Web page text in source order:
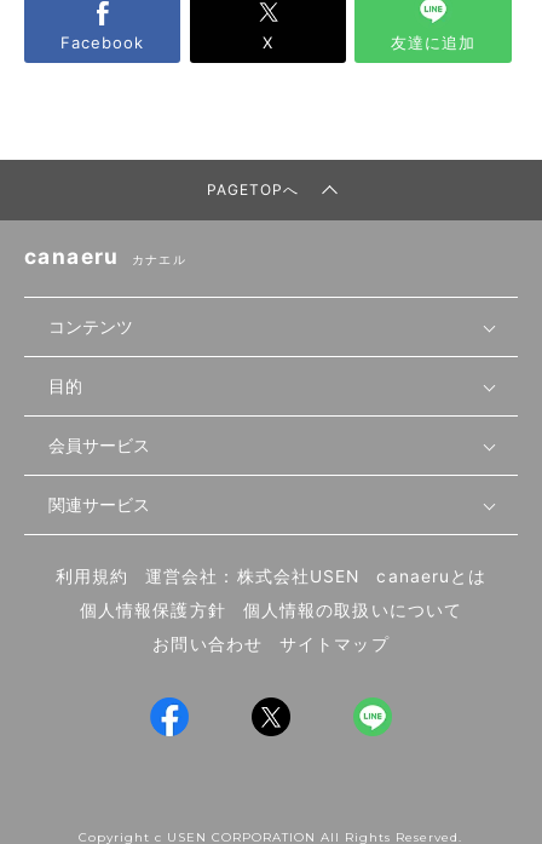
Facebook X 友達に追加
PAGETOPへ
canaeru カナエル
コンテンツ
無料開業相談
セミナー情報
セミナー動画
物件を探す
首都圏
北海道
先輩開業者の声
開業・経営に関する記事
編集ポリシー
業態別の開業方法
UIターン開業特集
目的
店舗運営
物件
内装・設備
食材・仕入れ
会員サービス
会員登録
ログイン
関連サービス
飲食店サクセスガイド（外部サイト）
利用規約 運営会社：株式会社USEN
canaeruとは
個人情報保護方針
個人情報の取扱いについて
お問い合わせ
サイトマップ
Copyright c USEN CORPORATION All Rights Reserved.